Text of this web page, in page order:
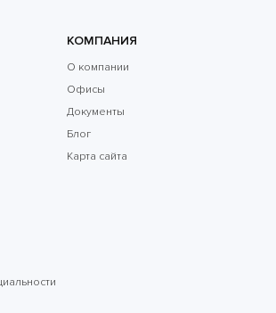
КОМПАНИЯ
О компании
Офисы
Документы
Блог
Карта сайта